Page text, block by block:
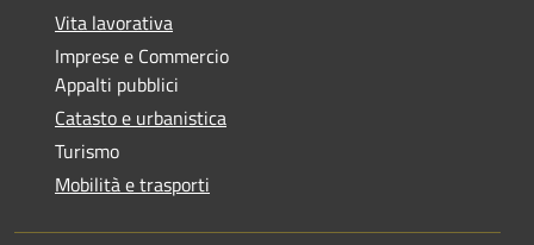
Vita lavorativa
Imprese e Commercio
Appalti pubblici
Catasto e urbanistica
Turismo
Mobilità e trasporti